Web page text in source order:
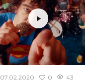
07.02.2020 0 43